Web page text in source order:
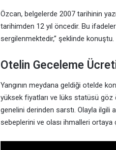
Özcan, belgelerde 2007 tarihinin
tarihimden 12 yıl öncedir. Bu
sergilenmektedir,” şeklinde konuştu.
Otelin Geceleme
Yangının meydana geldiği otelde
yüksek fiyatları ve lüks statüsü göz
genelini derinden sarstı. Olayla ilgili
sebeplerini ve olası ihmalleri ortaya